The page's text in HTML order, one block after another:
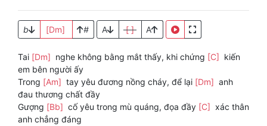
b [Dm] # A [ ] A
Tai [Dm] nghe không bằng mắt thấy, khi chứng [C] kiến
em bên người ấy
Trong [Am] tay yêu đương nồng cháy, để lại [Dm] anh
đau thương chất đầy
Gượng [Bb] cố yêu trong mù quáng, đọa đầy [C] xác thân
anh chẳng đáng